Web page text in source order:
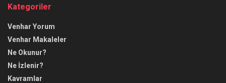
Kategoriler
Venhar Yorum
Venhar Makaleler
Ne Okunur?
Ne İzlenir?
Kavramlar